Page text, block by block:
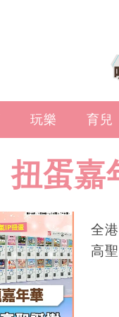
玩樂 育兒
扭蛋嘉
全
高